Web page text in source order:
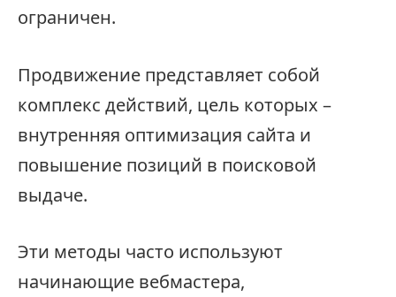
ограничен.
Продвижение представляет собой
комплекс действий, цель которых –
внутренняя оптимизация сайта и
повышение позиций в поисковой
выдаче.
Эти методы часто используют
начинающие вебмастера,